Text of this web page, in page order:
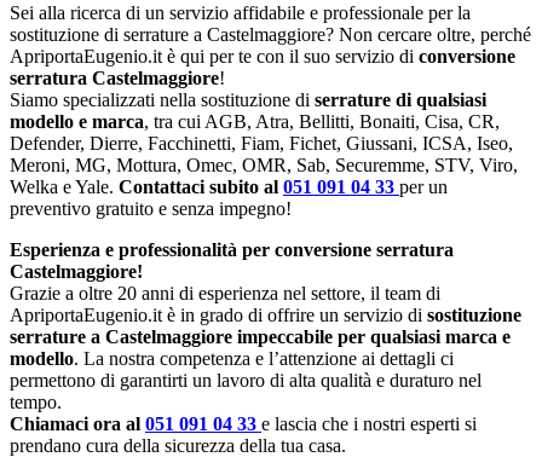
Sei alla ricerca di un servizio affidabile e professionale per la
sostituzione di serrature a Castelmaggiore? Non cercare oltre, perché
ApriportaEugenio.it è qui per te con il suo servizio di conversione
serratura Castelmaggiore!
Siamo specializzati nella sostituzione di serrature di qualsiasi
modello e marca, tra cui AGB, Atra, Bellitti, Bonaiti, Cisa, CR,
Defender, Dierre, Facchinetti, Fiam, Fichet, Giussani, ICSA, Iseo,
Meroni, MG, Mottura, Omec, OMR, Sab, Securemme, STV, Viro,
Welka e Yale. Contattaci subito al 051 091 04 33 per un
preventivo gratuito e senza impegno!
Esperienza e professionalità per conversione serratura
Castelmaggiore!
Grazie a oltre 20 anni di esperienza nel settore, il team di
ApriportaEugenio.it è in grado di offrire un servizio di sostituzione
serrature a Castelmaggiore impeccabile per qualsiasi marca e
modello. La nostra competenza e l’attenzione ai dettagli ci
permettono di garantirti un lavoro di alta qualità e duraturo nel
tempo.
Chiamaci ora al 051 091 04 33 e lascia che i nostri esperti si
prendano cura della sicurezza della tua casa.